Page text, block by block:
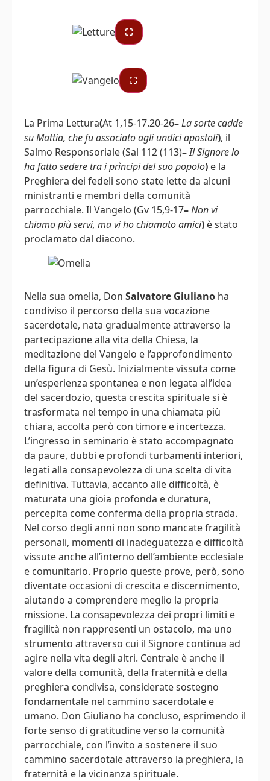
La Prima Lettura(At 1,15-17.20-26–La sorte cadde
su Mattia, che fu associato agli undici apostoli), il
Salmo Responsoriale (Sal 112 (113)–Il Signore lo
ha fatto sedere tra i prìncipi del suo popolo) e la
Preghiera dei fedeli sono state lette da alcuni
ministranti e membri della comunità
parrocchiale. Il Vangelo (Gv 15,9-17–Non vi
chiamo più servi, ma vi ho chiamato amici) è stato
proclamato dal diacono.
Nella sua omelia, Don Salvatore Giuliano ha
condiviso il percorso della sua vocazione
sacerdotale, nata gradualmente attraverso la
partecipazione alla vita della Chiesa, la
meditazione del Vangelo e l’approfondimento
della figura di Gesù. Inizialmente vissuta come
un’esperienza spontanea e non legata all’idea
del sacerdozio, questa crescita spirituale si è
trasformata nel tempo in una chiamata più
chiara, accolta però con timore e incertezza.
L’ingresso in seminario è stato accompagnato
da paure, dubbi e profondi turbamenti interiori,
legati alla consapevolezza di una scelta di vita
definitiva. Tuttavia, accanto alle difficoltà, è
maturata una gioia profonda e duratura,
percepita come conferma della propria strada.
Nel corso degli anni non sono mancate fragilità
personali, momenti di inadeguatezza e difficoltà
vissute anche all’interno dell’ambiente ecclesiale
e comunitario. Proprio queste prove, però, sono
diventate occasioni di crescita e discernimento,
aiutando a comprendere meglio la propria
missione. La consapevolezza dei propri limiti e
fragilità non rappresenti un ostacolo, ma uno
strumento attraverso cui il Signore continua ad
agire nella vita degli altri. Centrale è anche il
valore della comunità, della fraternità e della
preghiera condivisa, considerate sostegno
fondamentale nel cammino sacerdotale e
umano. Don Giuliano ha concluso, esprimendo il
forte senso di gratitudine verso la comunità
parrocchiale, con l’invito a sostenere il suo
cammino sacerdotale attraverso la preghiera, la
fraternità e la vicinanza spirituale.